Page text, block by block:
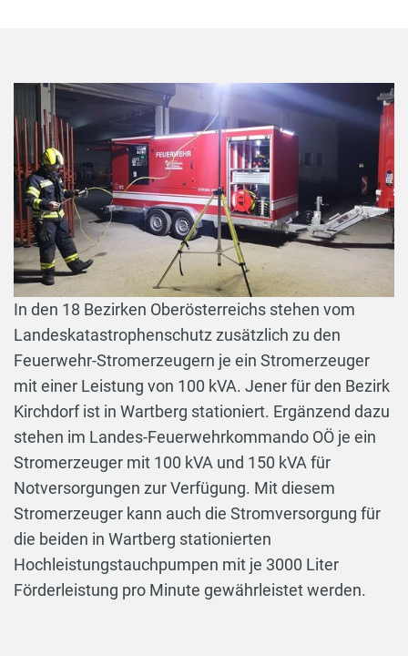
In den 18 Bezirken Oberösterreichs stehen vom
Landeskatastrophenschutz zusätzlich zu den
Feuerwehr-Stromerzeugern je ein Stromerzeuger
mit einer Leistung von 100 kVA. Jener für den Bezirk
Kirchdorf ist in Wartberg stationiert. Ergänzend dazu
stehen im Landes-Feuerwehrkommando OÖ je ein
Stromerzeuger mit 100 kVA und 150 kVA für
Notversorgungen zur Verfügung. Mit diesem
Stromerzeuger kann auch die Stromversorgung für
die beiden in Wartberg stationierten
Hochleistungstauchpumpen mit je 3000 Liter
Förderleistung pro Minute gewährleistet werden.